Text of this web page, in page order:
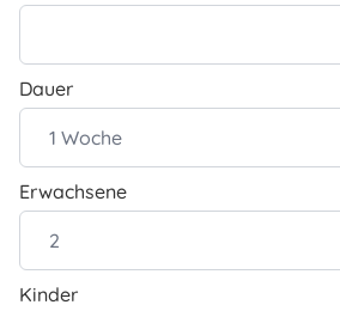
Dauer
Erwachsene
Kinder